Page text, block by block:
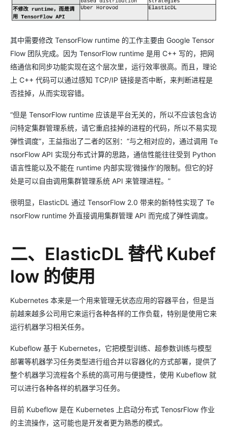
其中需要修改 TensorFlow runtime 的工作主要由 Google Tensor
Flow 团队完成。因为 TensorFlow runtime 是用 C++ 写的，把网
络通信和同步功能实现在这个层次里，运行效率很高。而且，理论
上 C++ 代码可以通过感知 TCP/IP 链接是否中断，来判断进程是
否挂掉，从而实现容错。
“但是 TensorFlow runtime 应该是平台无关的，所以不应该包含访
问特定集群管理系统，请它重启挂掉的进程的代码，所以不易实现
弹性调度”，王益指出了二者的区别：“与之相对应的，通过调用 Te
nsorFlow API 实现分布式计算的思路，通信性能往往受到 Python
语言性能以及不能在 runtime 内部实现‘微操作’的限制。但它的好
处是可以自由调用集群管理系统 API 来管理进程。”
很明显，ElasticDL 通过 TensorFlow 2.0 带来的新特性实现了 Te
nsorFlow runtime 外直接调用集群管理 API 而完成了弹性调度。
二、ElasticDL 替代 Kubef
low 的使用
Kubernetes 本来是一个用来管理无状态应用的容器平台，但是当
前越来越多公司用它来运行各种各样的工作负载，特别是使用它来
运行机器学习相关任务。
Kubeflow 基于 Kubernetes，它把模型训练、超参数训练与模型
部署等机器学习任务类型进行组合并以容器化的方式部署，提供了
整个机器学习流程各个系统的高可用与便捷性，使用 Kubeflow 就
可以进行各种各样的机器学习任务。
目前 Kubeflow 是在 Kubernetes 上启动分布式 TenosrFlow 作业
的主流操作，这可能也是开发者更为熟悉的模式。